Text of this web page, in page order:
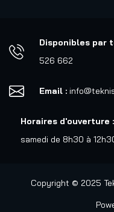
Disponibles par
526 662
Email :
Horaires d'ouverture :
samedi de 8h30 à
Copyright © 2025